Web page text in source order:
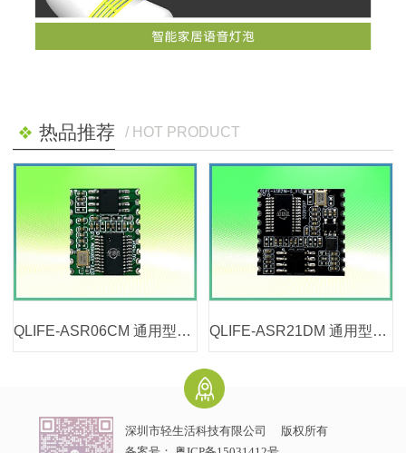
热品推荐 / HOT PRODUCT
QLIFE-ASR06CM 通用型离线语音模块 QLIFE-ASR21DM 通用型离线语音模块
深圳市轻生活科技有限公司
版权所有